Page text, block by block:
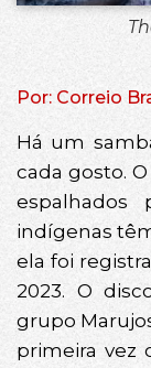
Por: Correio
Há um
cada gosto.
espalhados
indígenas
ela foi
2023. O
grupo
primeira vez